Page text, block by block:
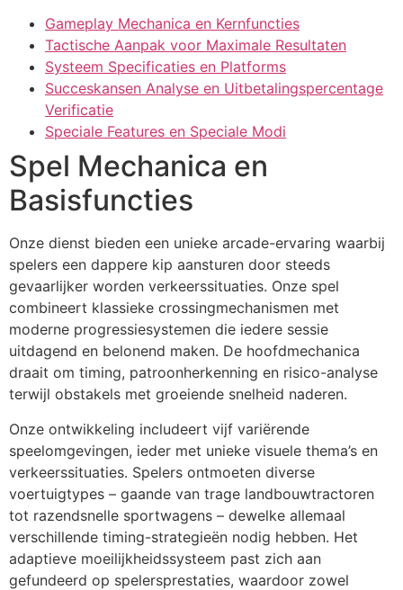
Gameplay Mechanica en Kernfuncties
Tactische Aanpak voor Maximale Resultaten
Systeem Specificaties en Platforms
Succeskansen Analyse en Uitbetalingspercentage
Verificatie
Speciale Features en Speciale Modi
Spel Mechanica en
Basisfuncties
Onze dienst bieden een unieke arcade-ervaring waarbij
spelers een dappere kip aansturen door steeds
gevaarlijker worden verkeerssituaties. Onze spel
combineert klassieke crossingmechanismen met
moderne progressiesystemen die iedere sessie
uitdagend en belonend maken. De hoofdmechanica
draait om timing, patroonherkenning en risico-analyse
terwijl obstakels met groeiende snelheid naderen.
Onze ontwikkeling includeert vijf variërende
speelomgevingen, ieder met unieke visuele thema’s en
verkeerssituaties. Spelers ontmoeten diverse
voertuigtypes – gaande van trage landbouwtractoren
tot razendsnelle sportwagens – dewelke allemaal
verschillende timing-strategieën nodig hebben. Het
adaptieve moeilijkheidssysteem past zich aan
gefundeerd op spelersprestaties, waardoor zowel